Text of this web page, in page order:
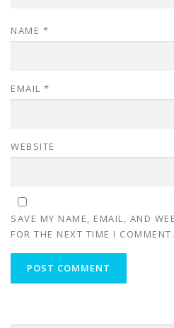
NAME *
EMAIL *
WEBSITE
SAVE MY NAME, EMAIL, AND
FOR THE NEXT TIME I COMMENT.